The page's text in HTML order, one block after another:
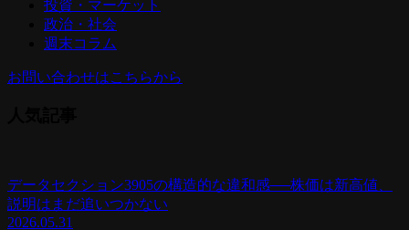
投資・マーケット
政治・社会
週末コラム
お問い合わせはこちらから
データセクション3905の構造的な違和感──株価は新高値、
説明はまだ追いつかない
2026.05.31